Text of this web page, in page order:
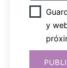
y